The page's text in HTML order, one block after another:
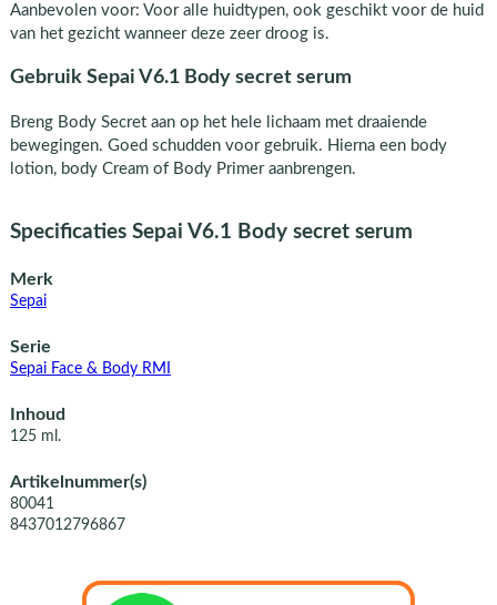
Aanbevolen voor: Voor alle huidtypen, ook geschikt voor de huid
van het gezicht wanneer deze zeer droog is.
Gebruik Sepai V6.1 Body secret serum
Breng Body Secret aan op het hele lichaam met draaiende
bewegingen. Goed schudden voor gebruik. Hierna een body
lotion, body Cream of Body Primer aanbrengen.
Specificaties Sepai V6.1 Body secret serum
Merk
Sepai
Serie
Sepai Face & Body RMI
Inhoud
125 ml.
Artikelnummer(s)
80041
8437012796867